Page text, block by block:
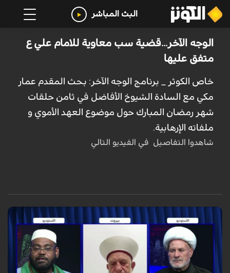
البث المباشر
الوجه الآخر...قضية سب معاوية للامام علي ع
متفق عليها
خاص الكوثر _ برنامج الوجه الآخر: بحث المقدم عمار
مكي مع السادة الشيوخ الأفاضل في ثامن حلقات
شهر رمضان المبارك حول موضوع العهد الأموي و
ملفاته الإرهابية.
شاهدوا التفاصيل في الفيديو التالي